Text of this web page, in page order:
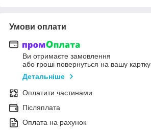
Умови оплати
Ви отримаєте замовлення
або гроші повернуться на вашу картку
Детальніше
Оплатити частинами
Післяплата
Оплата на рахунок